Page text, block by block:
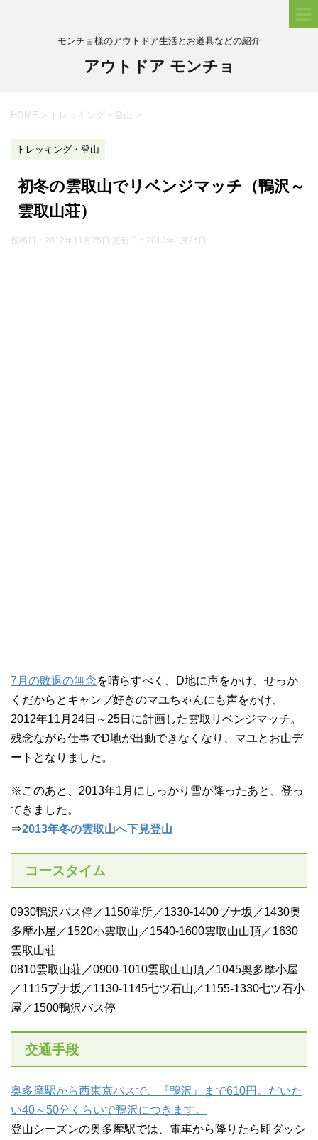
モンチョ様のアウトドア生活とお道具などの紹介
アウトドア モンチョ
HOME > トレッキング・登山 >
トレッキング・登山
初冬の雲取山でリベンジマッチ（鴨沢～
雲取山荘）
投稿日：2012年11月25日 更新日： 2013年1月25日
7月の敗退の無念を晴らすべく、D地に声をかけ、せっか
くだからとキャンプ好きのマユちゃんにも声をかけ、
2012年11月24日～25日に計画した雲取リベンジマッチ。
残念ながら仕事でD地が出動できなくなり、マユとお山デ
ートとなりました。
※このあと、2013年1月にしっかり雪が降ったあと、登っ
てきました。
⇒2013年冬の雲取山へ下見登山
コースタイム
0930鴨沢バス停／1150堂所／1330‐1400ブナ坂／1430奥
多摩小屋／1520小雲取山／1540-1600雲取山山頂／1630
雲取山荘
0810雲取山荘／0900‐1010雲取山山頂／1045奥多摩小屋
／1115ブナ坂／1130-1145七ツ石山／1155-1330七ツ石小
屋／1500鴨沢バス停
交通手段
奥多摩駅から西東京バスで、『鴨沢』まで610円。だいた
い40～50分くらいで鴨沢につきます。
登山シーズンの奥多摩駅では、電車から降りたら即ダッシ